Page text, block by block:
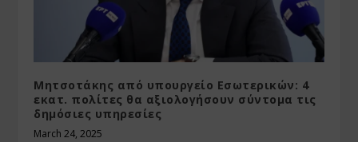
Μητσοτάκης από υπουργείο Εσωτερικών: 4
εκατ. πολίτες θα αξιολογήσουν σύντομα τις
δημόσιες υπηρεσίες
March 24, 2025